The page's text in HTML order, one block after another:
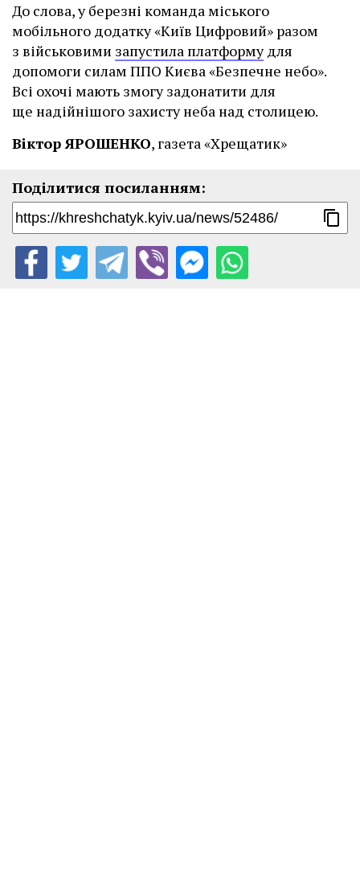
До слова, у березні команда міського
мобільного додатку «Київ Цифровий» разом
з військовими запустила платформудля
допомоги силам ППО Києва «Безпечне небо».
Всі охочі мають змогу задонатити для
ще надійнішого захисту неба над столицею.
Віктор ЯРОШЕНКО, газета «Хрещатик»